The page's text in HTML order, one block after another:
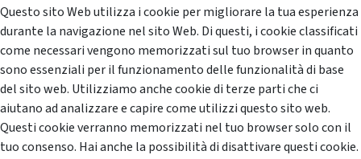
Questo sito Web utilizza i cookie per migliorare la tua esperienza
durante la navigazione nel sito Web. Di questi, i cookie classificati
come necessari vengono memorizzati sul tuo browser in quanto
sono essenziali per il funzionamento delle funzionalità di base
del sito web. Utilizziamo anche cookie di terze parti che ci
aiutano ad analizzare e capire come utilizzi questo sito web.
Questi cookie verranno memorizzati nel tuo browser solo con il
tuo consenso. Hai anche la possibilità di disattivare questi cookie.